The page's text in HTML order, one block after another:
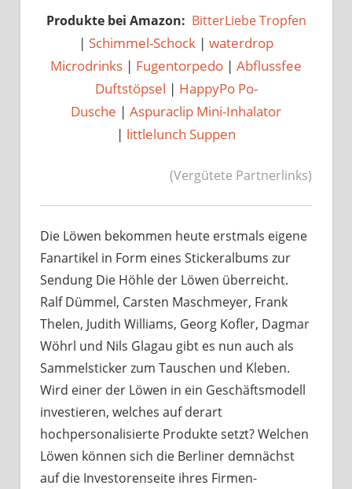
Produkte bei Amazon: BitterLiebe Tropfen
| Schimmel-Schock | waterdrop
Microdrinks | Fugentorpedo | Abflussfee
Duftstöpsel | HappyPo Po-
Dusche | Aspuraclip Mini-Inhalator
| littlelunch Suppen
(Vergütete Partnerlinks)
Die Löwen bekommen heute erstmals eigene
Fanartikel in Form eines Stickeralbums zur
Sendung Die Höhle der Löwen überreicht.
Ralf Dümmel, Carsten Maschmeyer, Frank
Thelen, Judith Williams, Georg Kofler, Dagmar
Wöhrl und Nils Glagau gibt es nun auch als
Sammelsticker zum Tauschen und Kleben.
Wird einer der Löwen in ein Geschäftsmodell
investieren, welches auf derart
hochpersonalisierte Produkte setzt? Welchen
Löwen können sich die Berliner demnächst
auf die Investorenseite ihres Firmen-